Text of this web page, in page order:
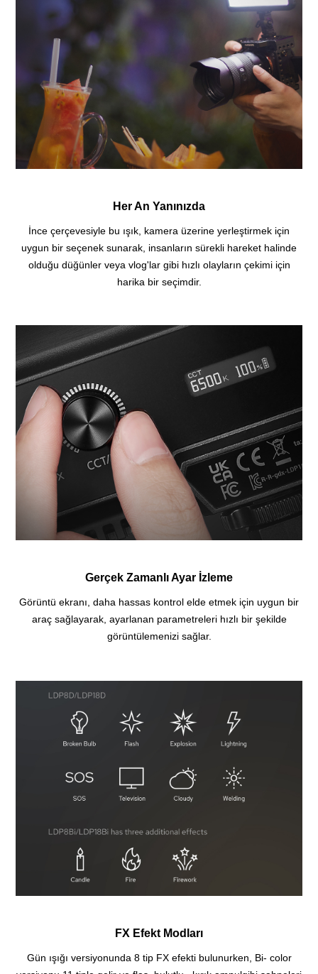
Her An Yanınızda
İnce çerçevesiyle bu ışık, kamera üzerine yerleştirmek için
uygun bir seçenek sunarak, insanların sürekli hareket halinde
olduğu düğünler veya vlog'lar gibi hızlı olayların çekimi için
harika bir seçimdir.
Gerçek Zamanlı Ayar İzleme
Görüntü ekranı, daha hassas kontrol elde etmek için uygun bir
araç sağlayarak, ayarlanan parametreleri hızlı bir şekilde
görüntülemenizi sağlar.
FX Efekt Modları
Gün ışığı versiyonunda 8 tip FX efekti bulunurken, Bi- color